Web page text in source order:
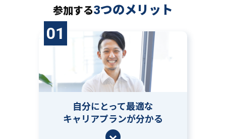
参加する3つのメリット
01
自分にとって最適な
キャリアプランが分かる